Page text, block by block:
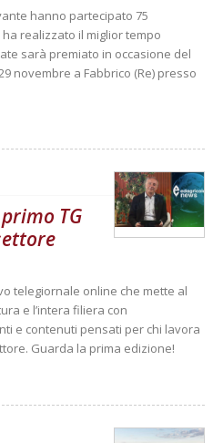
hanno partecipato 75
realizzato il miglior tempo
sarà premiato in occasione del
novembre a Fabbrico (Re) presso
TG
telegiornale online che mette al
e l’intera filiera con
e contenuti pensati per chi lavora
Guarda la prima edizione!